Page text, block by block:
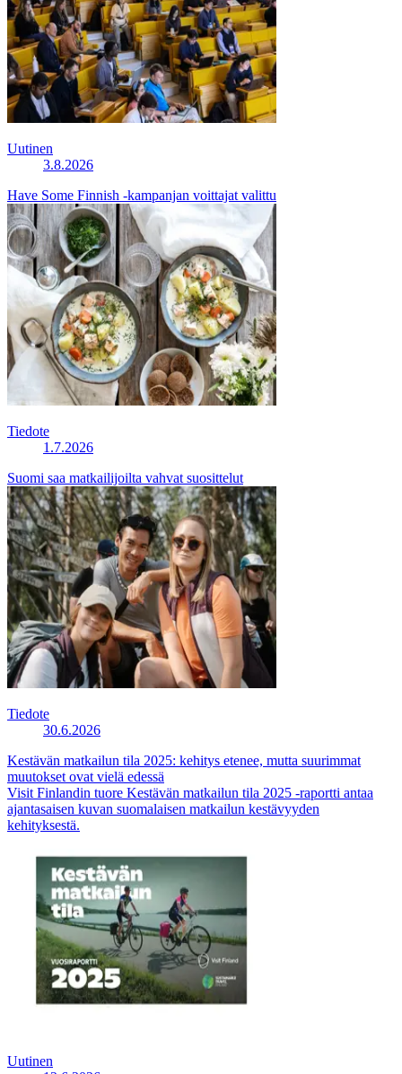
Uutinen
3.8.2026
Have Some Finnish -kampanjan voittajat valittu
Tiedote
1.7.2026
Suomi saa matkailijoilta vahvat suosittelut
Tiedote
30.6.2026
Kestävän matkailun tila 2025: kehitys etenee, mutta suurimmat
muutokset ovat vielä edessä
Visit Finlandin tuore Kestävän matkailun tila 2025 -raportti antaa
ajantasaisen kuvan suomalaisen matkailun kestävyyden
kehityksestä.
Uutinen